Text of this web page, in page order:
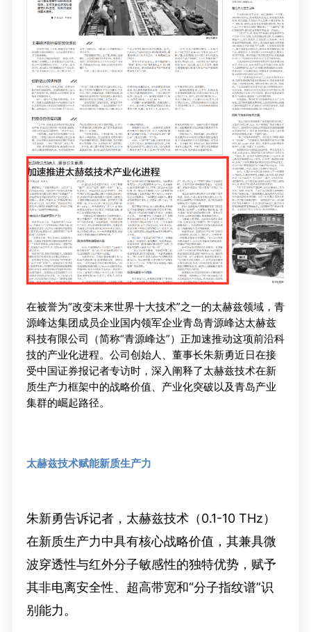
在被誉为“改变未来世界十大技术”之一的太赫兹领域，青
源峰达集团成员企业国内领军企业青岛青源峰达太赫兹
科技有限公司（简称“青源峰达”）正加速推动这项前沿科
技的产业化进程。公司创始人、董事长朱新勇近日在接
受中国证券报记者专访时，深入阐释了太赫兹技术在新
质生产力框架中的战略价值、产业化突破以及青岛产业
集群的崛起路径。
太赫兹技术赋能新质生产力
朱新勇告诉记者，太赫兹技术（0.1-10 THz）
在新质生产力中具有核心战略价值，其兼具微
波穿透性与红外分子敏感性的独特优势，赋予
其非电离安全性、超高带宽和“分子指纹谱”识
别能力。